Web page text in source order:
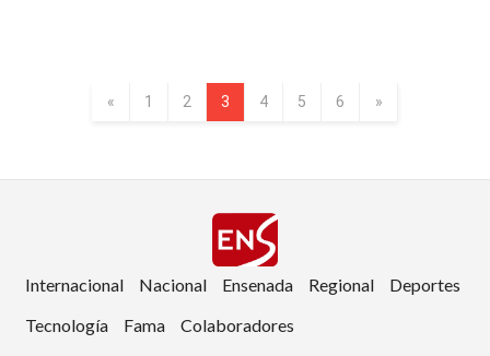
« 1 2 3 4 5 6 »
Internacional Nacional Ensenada Regional
Deportes
Tecnología
Fama Colaboradores